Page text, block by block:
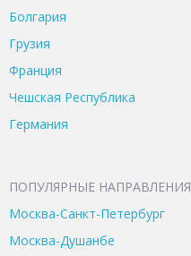
Болгария
Грузия
Франция
Чешская Республика
Германия
ПОПУЛЯРНЫЕ НАПРАВЛЕНИЯ
Москва-Санкт-Петербург
Москва-Душанбе